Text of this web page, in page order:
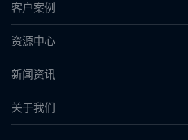
客户案例
资源中心
新闻资讯
关于我们